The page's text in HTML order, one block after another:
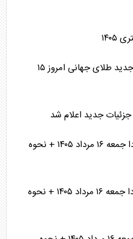
قیمت طلا رکورد شکست/ قیمت جدید طلای جهانی امروز ۱۵
جدید اعلام شد
جدول قطعی برق استان تهران فردا جمعه ۱۶ مرداد ۱۴۰۵ + نحوه
جدول قطعی برق استان فارس فردا جمعه ۱۶ مرداد ۱۴۰۵ + نحوه